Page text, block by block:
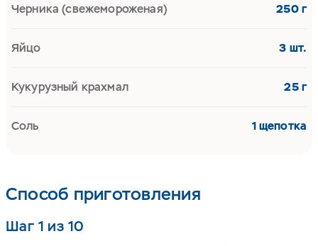
Способ приготовления
Шаг 1 из 10
Черника (свежемороженая) 250 г
Яйцо 3 шт.
Кукурузный крахмал 25 г
Соль 1 щепотка